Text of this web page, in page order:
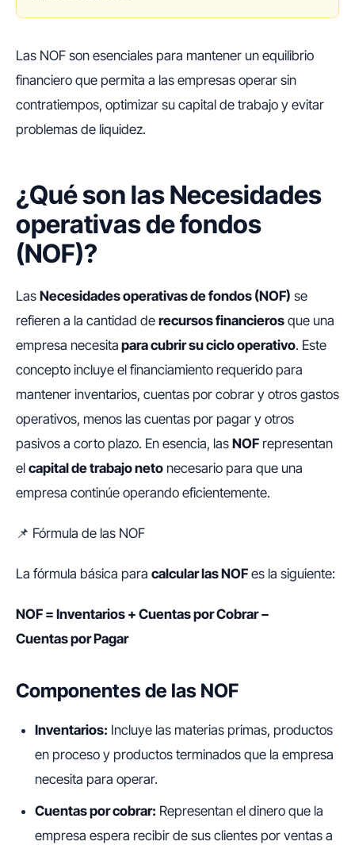
Las NOF son esenciales para mantener un equilibrio
financiero que permita a las empresas operar sin
contratiempos, optimizar su capital de trabajo y evitar
problemas de liquidez.
¿Qué son las Necesidades
operativas de fondos
(NOF)?
Las Necesidades operativas de fondos (NOF) se
refieren a la cantidad de recursos financieros que una
empresa necesita para cubrir su ciclo operativo. Este
concepto incluye el financiamiento requerido para
mantener inventarios, cuentas por cobrar y otros gastos
operativos, menos las cuentas por pagar y otros
pasivos a corto plazo. En esencia, las NOF representan
el capital de trabajo neto necesario para que una
empresa continúe operando eficientemente.
📌 Fórmula de las NOF
La fórmula básica para calcular las NOF es la siguiente:
NOF = Inventarios + Cuentas por Cobrar−
Cuentas por Pagar
Componentes de las NOF
Inventarios: Incluye las materias primas, productos
en proceso y productos terminados que la empresa
necesita para operar.
Cuentas por cobrar: Representan el dinero que la
empresa espera recibir de sus clientes por ventas a